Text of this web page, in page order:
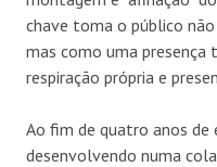
chave toma o público
mas como uma presença
respiração própria e
Ao fim de quatro anos de
desenvolvendo numa